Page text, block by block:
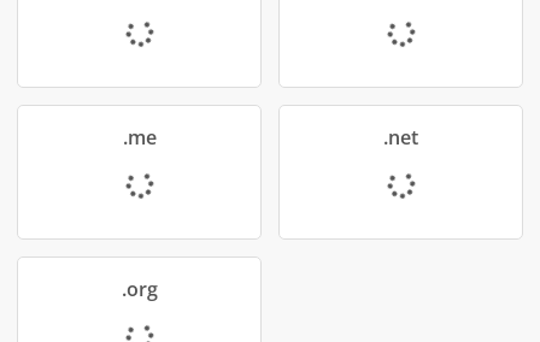
不可用
不可用
₹1,282.80INR
載入中...
不可用
不可用
₹334.80INR
.me
不可用
不可用
.net
.org